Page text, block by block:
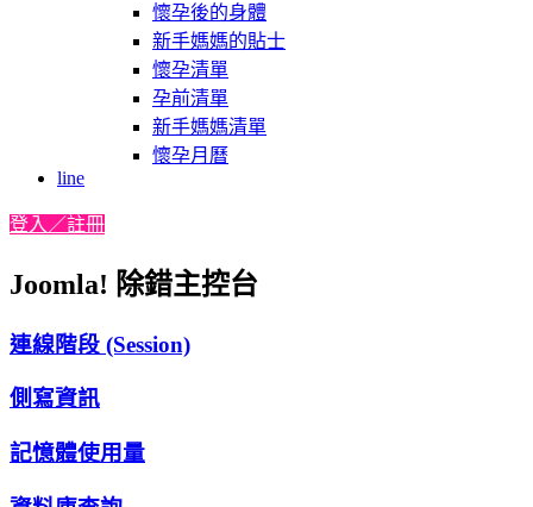
懷孕後的身體
新手媽媽的貼士
懷孕清單
孕前清單
新手媽媽清單
懷孕月曆
line
登入／註冊
Joomla! 除錯主控台
連線階段 (Session)
側寫資訊
記憶體使用量